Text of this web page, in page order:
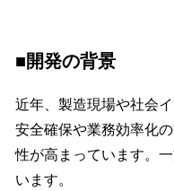
■開発の背景
近年、製造現場や社会
安全確保や業務効率化
性が高まっています。
います。